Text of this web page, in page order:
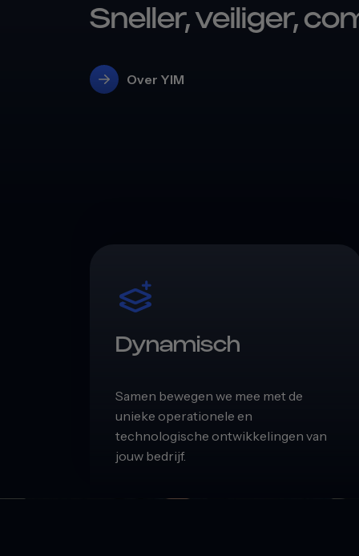
Sneller, veiliger,
Over YIM
Dynamisch
Samen bewegen we mee met de
unieke operationele en
technologische ontwikkelingen van
jouw bedrijf.